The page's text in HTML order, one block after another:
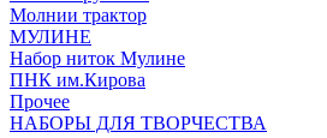
Молнии трактор
МУЛИНЕ
Набор ниток Мулине
ПНК им.Кирова
Прочее
НАБОРЫ ДЛЯ ТВОРЧЕСТВА